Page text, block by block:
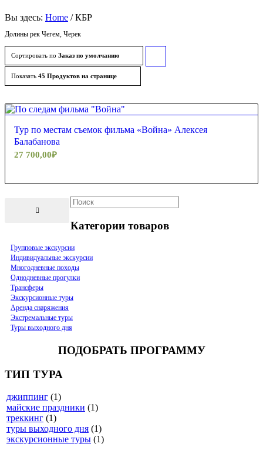
Вы здесь: Home / КБР
Долины рек Чегем, Черек
Сортировать по Заказ по умолчанию
Показать 45 Продуктов на странице
Тур по местам съемок фильма «Война» Алексея
Балабанова
27 700,00₽
Категории товаров
Групповые экскурсии
Индивидуальные экскурсии
Многодневные походы
Однодневные прогулки
Трансферы
Экскурсионные туры
Аренда снаряжения
Экстремальные туры
Туры выходного дня
ПОДОБРАТЬ ПРОГРАММУ
ТИП ТУРА
джиппинг (1)
майские праздники (1)
треккинг (1)
туры выходного дня (1)
экскурсионные туры (1)